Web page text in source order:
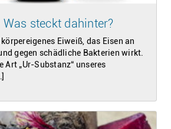
steckt dahinter?
Eiweiß, das Eisen an
gegen schädliche Bakterien wirkt.
Art „Ur-Substanz“ unseres